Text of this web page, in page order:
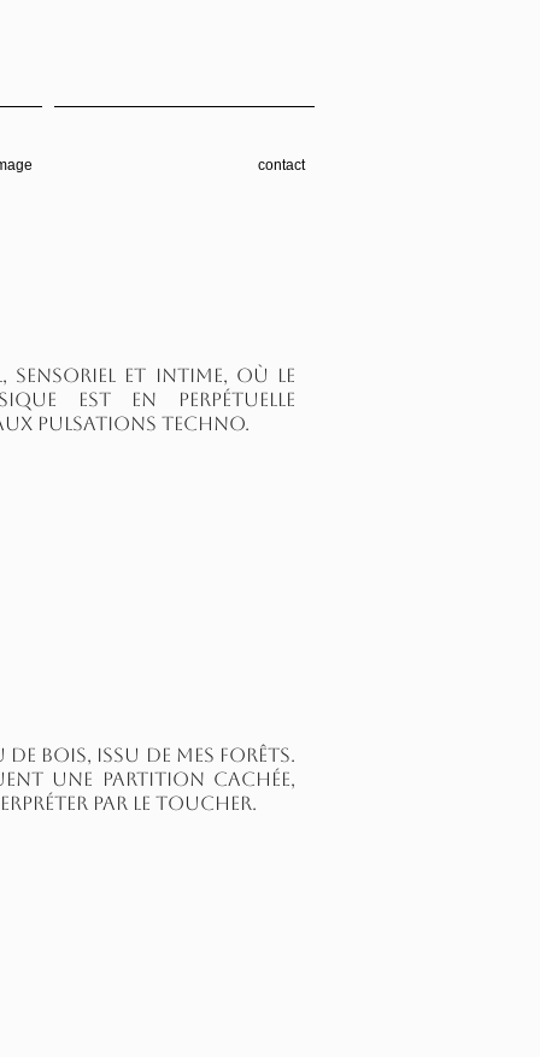
contact
sensoriel et intime, où le
est en perpétuelle
pulsations techno.
bois, issu de mes forêts.
une partition cachée,
par le toucher.